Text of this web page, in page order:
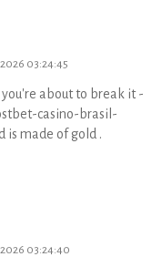
03:24:45
about to break it -
casino-brasil-
is made of gold .
03:24:40